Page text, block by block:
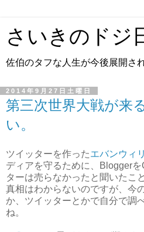
さいきのドジ
佐伯のタフな人生が今後展開さ
2014年9月27日土曜日
第三次世界大戦が来
い。
ツイッターを作ったエバンウィ
ディアを守るために、Blogger
ターは売らなかったと聞いたこ
真相はわからないのですが、今
か、ツイッターとかで自分で調
ね。